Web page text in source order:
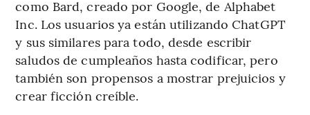
como Bard, creado por Google, de Alphabet
Inc. Los usuarios ya están utilizando ChatGPT
y sus similares para todo, desde escribir
saludos de cumpleaños hasta codificar, pero
también son propensos a mostrar prejuicios y
crear ficción creíble.